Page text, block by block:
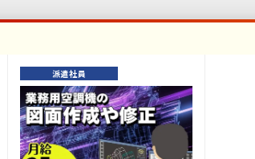
派遣社員